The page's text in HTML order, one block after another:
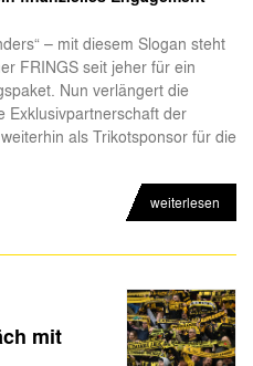
– mit diesem Slogan steht
FRINGS seit jeher für ein
Nun verlängert die
Exklusivpartnerschaft der
als Trikotsponsor für die
weiterlesen
mit